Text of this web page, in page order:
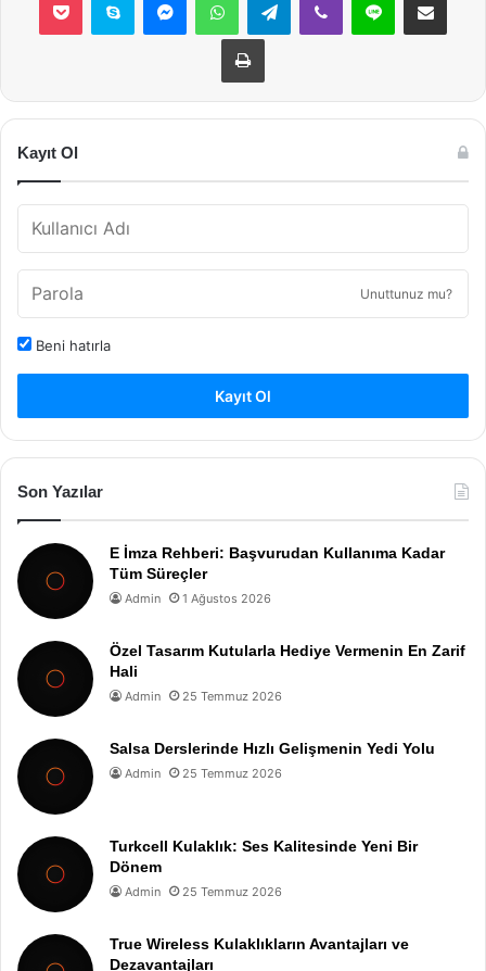
Yazdır
Kayıt Ol
Unuttunuz mu?
Beni hatırla
Kayıt Ol
Son Yazılar
E İmza Rehberi: Başvurudan Kullanıma Kadar
Tüm Süreçler
Admin 1 Ağustos 2026
Özel Tasarım Kutularla Hediye Vermenin En Zarif
Hali
Admin 25 Temmuz 2026
Salsa Derslerinde Hızlı Gelişmenin Yedi Yolu
Admin 25 Temmuz 2026
Turkcell Kulaklık: Ses Kalitesinde Yeni Bir
Dönem
Admin 25 Temmuz 2026
True Wireless Kulaklıkların Avantajları ve
Dezavantajları